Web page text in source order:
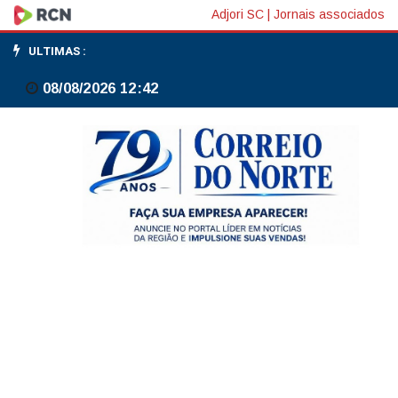
Ibovespa
cai
0,55%
Adjori SC Jornais associados
ULTIMAS :
08/08/2026 12:42